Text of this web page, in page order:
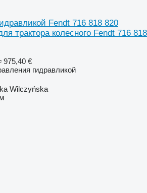
Fendt 716 818 820
трактора колесного Fendt 716 818
975,40 €
гидравликой
Wilczyńska